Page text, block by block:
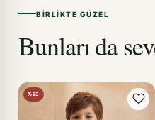
BIRLIKTE GÜZEL
Bunları da
%23